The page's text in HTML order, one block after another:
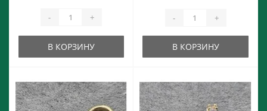
- +
В КОРЗИНУ
- +
В КОРЗИНУ